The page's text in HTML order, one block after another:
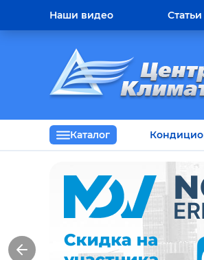
Наши видео Статьи
Каталог